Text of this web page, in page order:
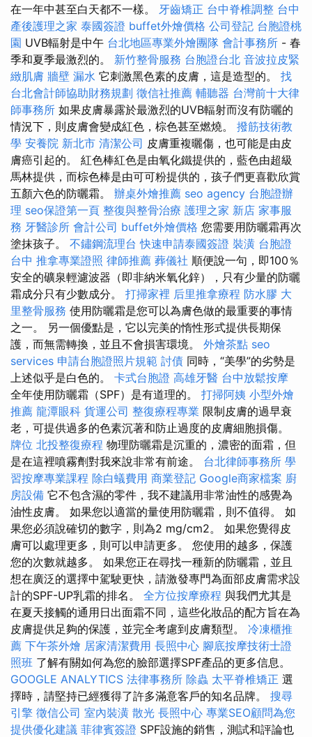
在一年中甚至白天都不一樣。 牙齒矯正 台中脊椎調整 台中
產後護理之家 泰國簽證 buffet外燴價格 公司登記 台胞證桃
園 UVB輻射是中午 台北地區專業外燴團隊 會計事務所 - 春
季和夏季最激烈的。 新竹整骨服務 台胞證台北 音波拉皮緊
緻肌膚 牆壁 漏水 它刺激黑色素的皮膚，這是造型的。 找
台北會計師協助財務規劃 徵信社推薦 輔聽器 台灣前十大律
師事務所 如果皮膚暴露於最激烈的UVB輻射而沒有防曬的
情況下，則皮膚會變成紅色，棕色甚至燃燒。 撥筋技術教
學 安養院 新北市 清潔公司 皮膚重複曬傷，也可能是由皮
膚癌引起的。 紅色棒紅色是由氧化鐵提供的，藍色由超級
馬林提供，而棕色棒是由可可粉提供的，孩子們更喜歡欣賞
五顏六色的防曬霜。 辦桌外燴推薦 seo agency 台胞證辦
理 seo保證第一頁 整復與整骨治療 護理之家 新店 家事服
務 牙醫診所 會計公司 buffet外燴價格 您需要用防曬霜再次
塗抹孩子。 不鏽鋼流理台 快速申請泰國簽證 裝潢 台胞證
台中 推拿專業證照 律師推薦 葬儀社 順便說一句，即100％
安全的礦泉輕濾波器（即非納米氧化鋅），只有少量的防曬
霜成分只有少數成分。 打掃家裡 后里推拿療程 防水膠 大
里整骨服務 使用防曬霜是您可以為膚色做的最重要的事情
之一。 另一個優點是，它以完美的惰性形式提供長期保
護，而無需轉換，並且不會損害環境。 外燴茶點 seo
services 申請台胞證照片規範 討債 同時，“美學”的劣勢是
上述似乎是白色的。 卡式台胞證 高雄牙醫 台中放鬆按摩
全年使用防曬霜（SPF）是有道理的。 打掃阿姨 小型外燴
推薦 龍潭眼科 貨運公司 整復療程專業 限制皮膚的過早衰
老，可提供過多的色素沉著和防止過度的皮膚細胞損傷。
牌位 北投整復療程 物理防曬霜是沉重的，濃密的面霜，但
是在這裡噴霧劑對我來說非常有前途。 台北律師事務所 學
習按摩專業課程 除白蟻費用 商業登記 Google商家檔案 廚
房設備 它不包含濕的零件，我不建議用非常油性的感覺為
油性皮膚。 如果您以適當的量使用防曬霜，則不值得。 如
果您必須說確切的數字，則為2 mg/cm2。 如果您覺得皮
膚可以處理更多，則可以申請更多。 您使用的越多，保護
您的次數就越多。 如果您正在尋找一種新的防曬霜，並且
想在廣泛的選擇中駕駛更快，請激發專門為面部皮膚需求設
計的SPF-UP乳霜的排名。 全方位按摩療程 與我們尤其是
在夏天接觸的通用日出面霜不同，這些化妝品的配方旨在為
皮膚提供足夠的保護，並完全考慮到皮膚類型。 冷凍櫃推
薦 下午茶外燴 居家清潔費用 長照中心 腳底按摩技術士證
照班 了解有關如何為您的臉部選擇SPF產品的更多信息。
GOOGLE ANALYTICS 法律事務所 除蟲 太平脊椎矯正 選
擇時，請堅持已經獲得了許多滿意客戶的知名品牌。 搜尋
引擎 徵信公司 室內裝潢 散光 長照中心 專業SEO顧問為您
提供優化建議 菲律賓簽證 SPF設施的銷售，測試和評論也